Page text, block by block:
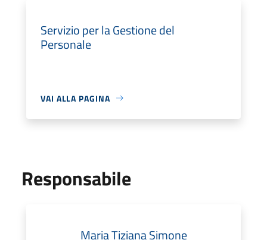
Servizio per la Gestione del
Personale
VAI ALLA PAGINA
Responsabile
Maria Tiziana Simone